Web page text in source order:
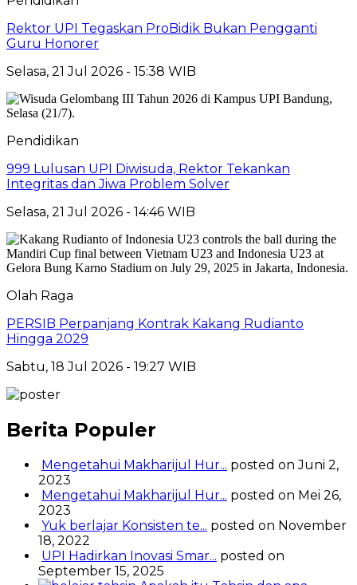
Rektor UPI Tegaskan ProBidik Bukan Pengganti
Guru Honorer
Selasa, 21 Jul 2026 - 15:38 WIB
Pendidikan
999 Lulusan UPI Diwisuda, Rektor Tekankan
Integritas dan Jiwa Problem Solver
Selasa, 21 Jul 2026 - 14:46 WIB
Olah Raga
PERSIB Perpanjang Kontrak Kakang Rudianto
Hingga 2029
Sabtu, 18 Jul 2026 - 19:27 WIB
Berita Populer
Mengetahui Makharijul Hur... posted on Juni 2,
2023
Mengetahui Makharijul Hur... posted on Mei 26,
2023
Yuk berlajar Konsisten te... posted on November
18, 2022
UPI Hadirkan Inovasi Smar... posted on
September 15, 2025